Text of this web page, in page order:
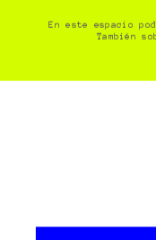
En este espacio
También